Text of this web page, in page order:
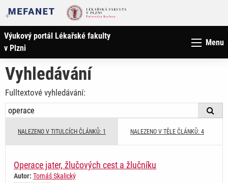
Výukový portál Lékařské fakulty
v Plzni
Menu
Vyhledávání
Fulltextové vyhledávání:
NALEZENO V TITULCÍCH ČLÁNKŮ: 1 NALEZENO V TĚLE ČLÁNKŮ: 4
Operace jater, žlučových cest a žlučníku
Autor: Tomáš Skalický